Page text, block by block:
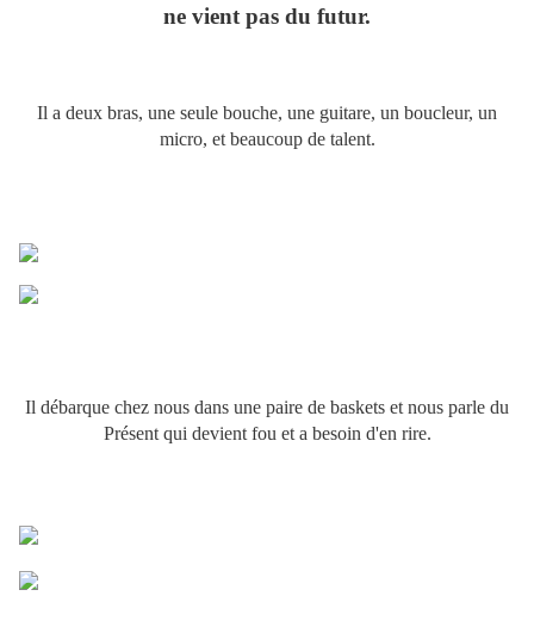
ne vient pas du futur.
Il a deux bras, une seule bouche, une guitare, un boucleur, un
micro, et beaucoup de talent.
Il débarque chez nous dans une paire de baskets et nous parle du
Présent qui devient fou et a besoin d'en rire.